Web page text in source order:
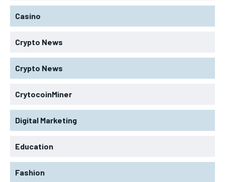
Casino
Crypto News
Crypto News
CrytocoinMiner
Digital Marketing
Education
Fashion